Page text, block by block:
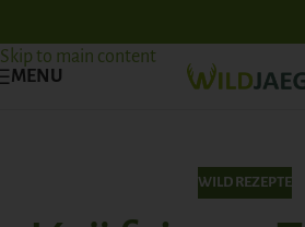
Skip to main content
MENU
WILD REZEPTE